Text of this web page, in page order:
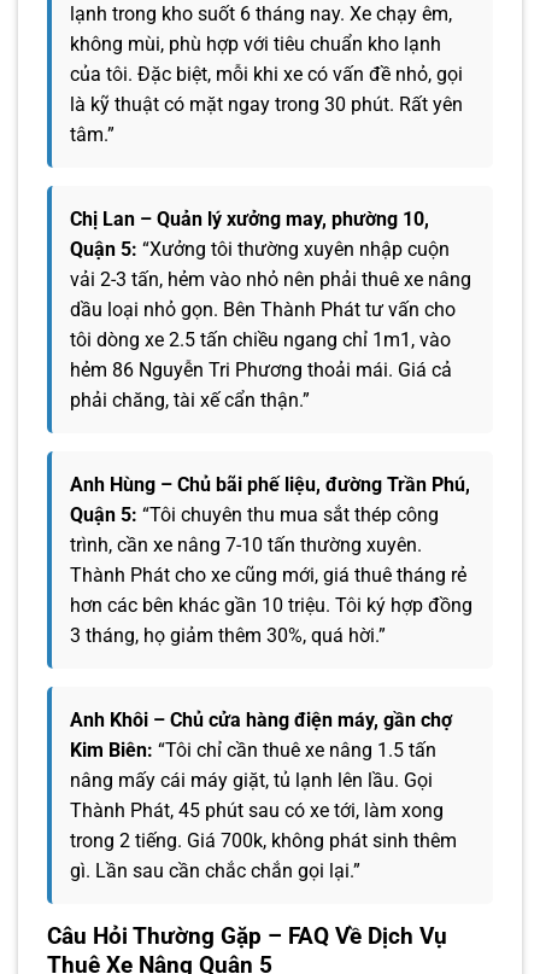
lạnh trong kho suốt 6 tháng nay. Xe chạy êm,
không mùi, phù hợp với tiêu chuẩn kho lạnh
của tôi. Đặc biệt, mỗi khi xe có vấn đề nhỏ, gọi
là kỹ thuật có mặt ngay trong 30 phút. Rất yên
tâm.”
Chị Lan – Quản lý xưởng may, phường 10,
Quận 5: “Xưởng tôi thường xuyên nhập cuộn
vải 2-3 tấn, hẻm vào nhỏ nên phải thuê xe nâng
dầu loại nhỏ gọn. Bên Thành Phát tư vấn cho
tôi dòng xe 2.5 tấn chiều ngang chỉ 1m1, vào
hẻm 86 Nguyễn Tri Phương thoải mái. Giá cả
phải chăng, tài xế cẩn thận.”
Anh Hùng – Chủ bãi phế liệu, đường Trần Phú,
Quận 5: “Tôi chuyên thu mua sắt thép công
trình, cần xe nâng 7-10 tấn thường xuyên.
Thành Phát cho xe cũng mới, giá thuê tháng rẻ
hơn các bên khác gần 10 triệu. Tôi ký hợp đồng
3 tháng, họ giảm thêm 30%, quá hời.”
Anh Khôi – Chủ cửa hàng điện máy, gần chợ
Kim Biên: “Tôi chỉ cần thuê xe nâng 1.5 tấn
nâng mấy cái máy giặt, tủ lạnh lên lầu. Gọi
Thành Phát, 45 phút sau có xe tới, làm xong
trong 2 tiếng. Giá 700k, không phát sinh thêm
gì. Lần sau cần chắc chắn gọi lại.”
Câu Hỏi Thường Gặp – FAQ Về Dịch Vụ
Thuê Xe Nâng Quận 5